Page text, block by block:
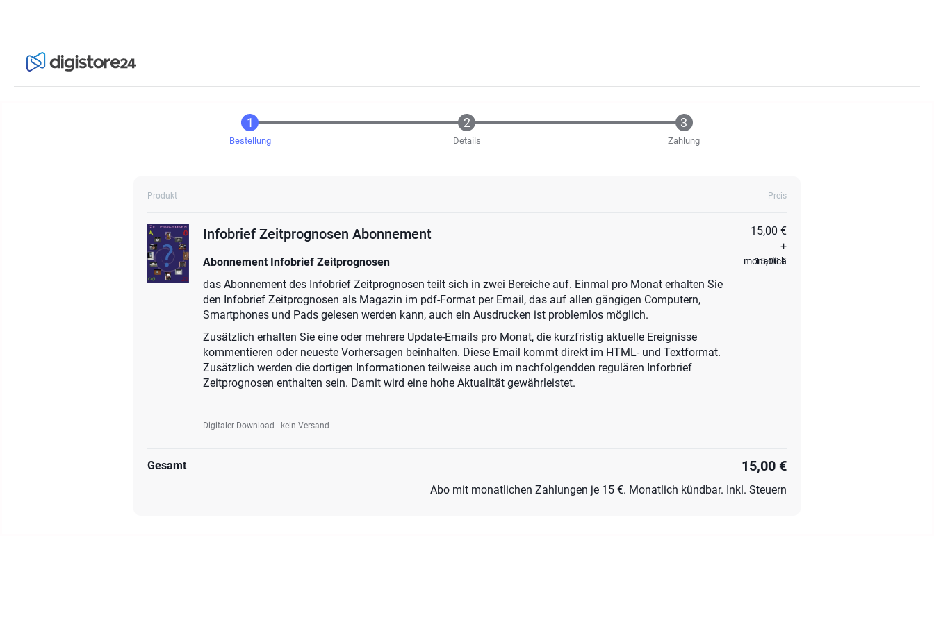
Bestellung Details Zahlung
Produkt Preis
Infobrief Zeitprognosen Abonnement
Abonnement Infobrief Zeitprognosen
das Abonnement des Infobrief Zeitprognosen teilt sich in zwei Bereiche auf. Einmal pro Monat erhalten Sie
den Infobrief Zeitprognosen als Magazin im pdf-Format per Email, das auf allen gängigen Computern,
Smartphones und Pads gelesen werden kann, auch ein Ausdrucken ist problemlos möglich.
Zusätzlich erhalten Sie eine oder mehrere Update-Emails pro Monat, die kurzfristig aktuelle Ereignisse
kommentieren oder neueste Vorhersagen beinhalten. Diese Email kommt direkt im HTML- und Textformat.
Zusätzlich werden die dortigen Informationen teilweise auch im nachfolgendden regulären Inforbrief
Zeitprognosen enthalten sein. Damit wird eine hohe Aktualität gewährleistet.
Digitaler Download - kein Versand
15,00 €
+
15,00 €
monatlich
Gesamt 15,00 €
Abo mit monatlichen Zahlungen je 15 €. Monatlich kündbar. Inkl. Steuern